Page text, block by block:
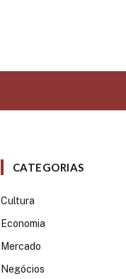
CATEGORIAS
Cultura
Economia
Mercado
Negócios